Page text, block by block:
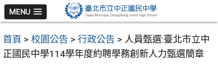
跳
至
主
要
MENU
首頁 > 校園公告 > 行政公告 > 人員甄選:臺北市立中
正國民中學114學年度約聘學務創新人力甄選簡章